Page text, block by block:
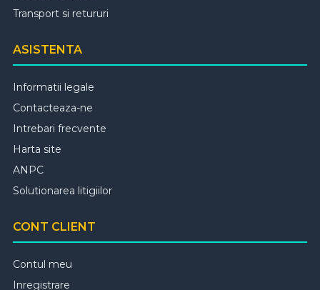
Transport si retururi
ASISTENTA
Informatii legale
Contacteaza-ne
Intrebari frecvente
Harta site
ANPC
Solutionarea litigiilor
CONT CLIENT
Contul meu
Inregistrare